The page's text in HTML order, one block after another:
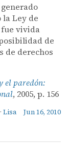
la Ley de
fue vivida
de
de derechos
el paredón:
, 2005, p. 156
· Lisa
Jun 16, 2010